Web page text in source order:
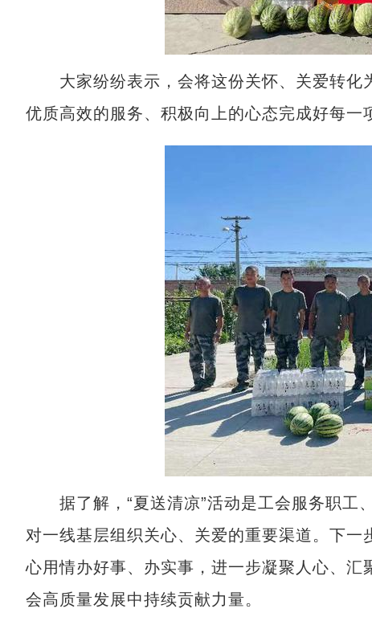
大家纷纷表示，会将这份关怀、关爱转化
优质高效的服务、积极向上的心态完成好每一
据了解，“夏送清凉”活动是工会服务职工
对一线基层组织关心、关爱的重要渠道。下一
心用情办好事、办实事，进一步凝聚人心、
会高质量发展中持续贡献力量。